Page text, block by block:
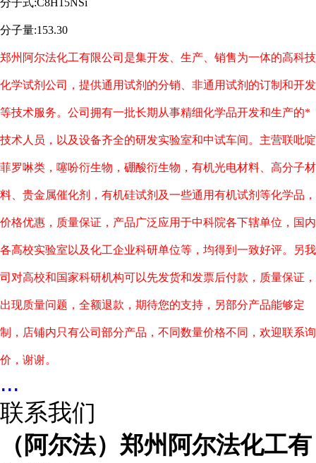
分子式:C8H15NSi
分子量:153.30
郑州阿尔法化工有限公司是集开发、生产、销售为一体的高科技
化学试剂公司，提供通用试剂的分销、非通用试剂的订制和开发
等技术服务。公司拥有一批长期从事精细化学品开发和生产的*
技术人员，以及设备齐全的研发实验室和中试车间。主营联吡啶
菲罗啉类，噻吩衍生物，硼酸衍生物，有机光电材料、高分子材
料、贵金属催化剂，有机硅试剂及一些通用有机试剂等化学品，
价格优惠，质量保证，产品广泛应用于中科院各下辖单位，国内
各高校实验室以及化工企业科研单位等，均得到一致好评。另我
司对高校和国家科研机构可以先发货和发票后付款，质量保证，
出现质量问题，全额退款，期待您的支持，另部分产品能够定
制，店铺内只有公司部分产品，不同数量价格不同，欢迎联系询
价，谢谢。
...
联系我们
（阿尔法）郑州阿尔法化工有